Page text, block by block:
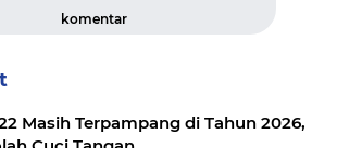
komentar
Masih Terpampang di Tahun 2026,